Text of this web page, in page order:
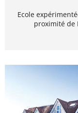
Ecole
proximité de